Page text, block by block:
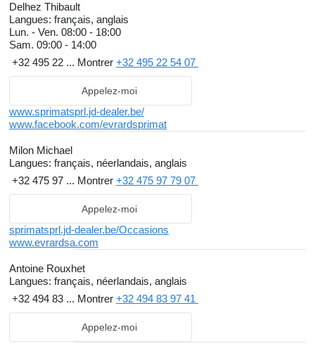
Delhez Thibault
Langues: français, anglais
Lun. - Ven. 08:00 - 18:00
Sam. 09:00 - 14:00
+32 495 22 ... Montrer +32 495 22 54 07
Appelez-moi
www.sprimatsprl.jd-dealer.be/
www.facebook.com/evrardsprimat
Milon Michael
Langues: français, néerlandais, anglais
+32 475 97 ... Montrer +32 475 97 79 07
Appelez-moi
sprimatsprl.jd-dealer.be/Occasions
www.evrardsa.com
Antoine Rouxhet
Langues: français, néerlandais, anglais
+32 494 83 ... Montrer +32 494 83 97 41
Appelez-moi